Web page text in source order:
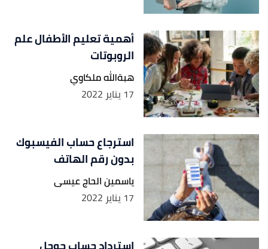
أهمية تعليم الأطفال علم
الروبوتات
هبةالله ملكاوي
17 يناير 2022
استرجاع حساب الفيسبوك
بدون رقم الهاتف
ياسمين الحاج عيسى
17 يناير 2022